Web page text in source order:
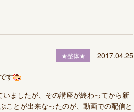
★整体★ 2017.04.25
す
ましたが、その講座が終わってから新
ことが出来なったのが、動画での配信と